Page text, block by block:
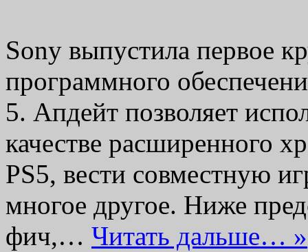
Sony выпустила первое
программного
5. Апдейт позволяет
качестве расширенного
PS5, вести совместную
многое другое. Ниже
фич,… Читать дальше… »